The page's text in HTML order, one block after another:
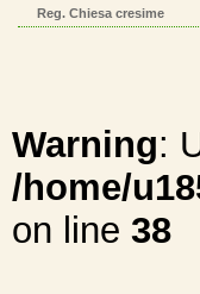
Reg. Chiesa cresime
Warning:
/home/
on line 38